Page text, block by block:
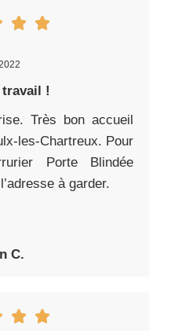
!
Très bon accueil
les-Chartreux. Pour
Porte Blindée
à garder.
C.